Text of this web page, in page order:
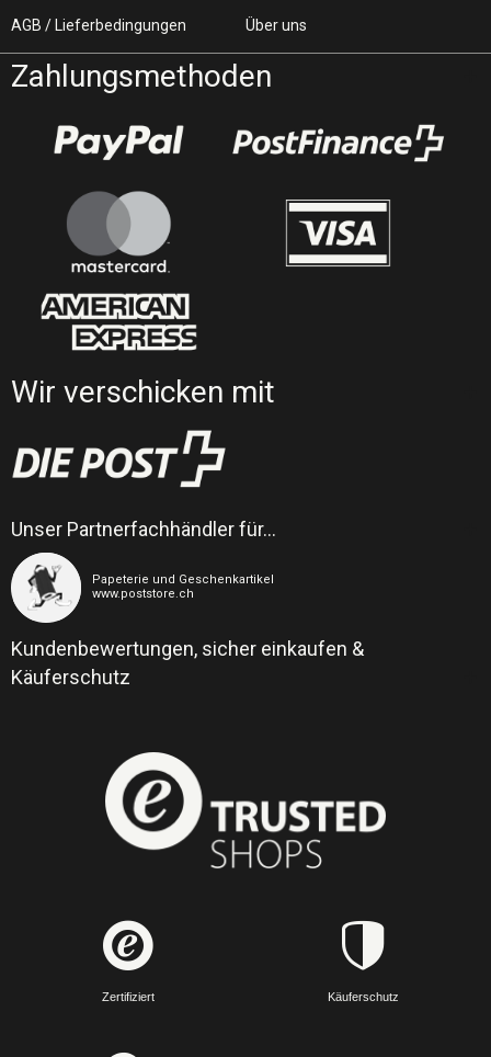
AGB / Lieferbedingungen Über uns
Zahlungsmethoden
Wir verschicken mit
Unser Partnerfachhändler für…
Papeterie und Geschenkartikel
www.poststore.ch
Kundenbewertungen, sicher einkaufen &
Käuferschutz
Zertifiziert Käuferschutz